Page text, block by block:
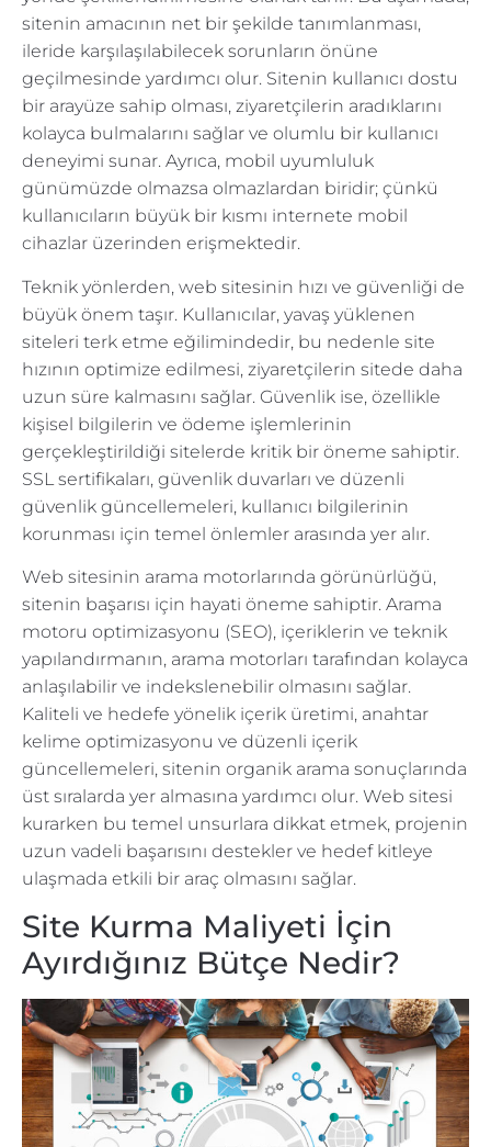
sitenin amacının net bir şekilde tanımlanması,
ileride karşılaşılabilecek sorunların önüne
geçilmesinde yardımcı olur. Sitenin kullanıcı dostu
bir arayüze sahip olması, ziyaretçilerin aradıklarını
kolayca bulmalarını sağlar ve olumlu bir kullanıcı
deneyimi sunar. Ayrıca, mobil uyumluluk
günümüzde olmazsa olmazlardan biridir; çünkü
kullanıcıların büyük bir kısmı internete mobil
cihazlar üzerinden erişmektedir.
Teknik yönlerden, web sitesinin hızı ve güvenliği de
büyük önem taşır. Kullanıcılar, yavaş yüklenen
siteleri terk etme eğilimindedir, bu nedenle site
hızının optimize edilmesi, ziyaretçilerin sitede daha
uzun süre kalmasını sağlar. Güvenlik ise, özellikle
kişisel bilgilerin ve ödeme işlemlerinin
gerçekleştirildiği sitelerde kritik bir öneme sahiptir.
SSL sertifikaları, güvenlik duvarları ve düzenli
güvenlik güncellemeleri, kullanıcı bilgilerinin
korunması için temel önlemler arasında yer alır.
Web sitesinin arama motorlarında görünürlüğü,
sitenin başarısı için hayati öneme sahiptir. Arama
motoru optimizasyonu (SEO), içeriklerin ve teknik
yapılandırmanın, arama motorları tarafından kolayca
anlaşılabilir ve indekslenebilir olmasını sağlar.
Kaliteli ve hedefe yönelik içerik üretimi, anahtar
kelime optimizasyonu ve düzenli içerik
güncellemeleri, sitenin organik arama sonuçlarında
üst sıralarda yer almasına yardımcı olur. Web sitesi
kurarken bu temel unsurlara dikkat etmek, projenin
uzun vadeli başarısını destekler ve hedef kitleye
ulaşmada etkili bir araç olmasını sağlar.
Site Kurma Maliyeti İçin
Ayırdığınız Bütçe Nedir?